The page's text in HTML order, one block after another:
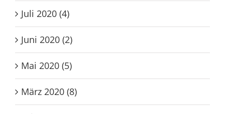
Oktober 2020 (3)
Juli 2020 (4)
Juni 2020 (2)
Mai 2020 (5)